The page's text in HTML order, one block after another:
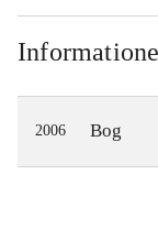
2006 Bog